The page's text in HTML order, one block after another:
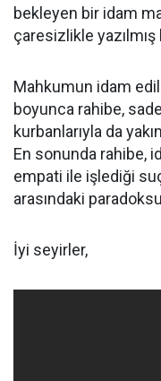
bekleyen bir idam
çaresizlikle yazılmış
Mahkumun idam
boyunca rahibe,
kurbanlarıyla da
En sonunda rahibe,
empati ile işlediği
arasındaki
İyi seyirler,